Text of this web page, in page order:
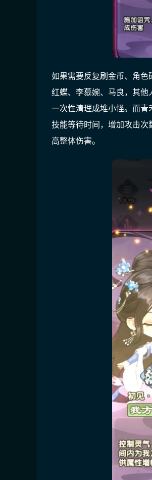
如果需要反复刷金币、角色
红蝶、李慕婉、马良，其
一次性清理成堆小怪。而
技能等待时间，增加攻击
高整体伤害。